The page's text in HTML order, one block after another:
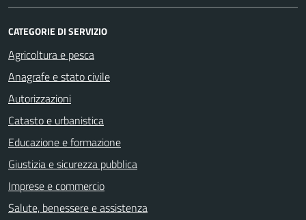
CATEGORIE DI SERVIZIO
Agricoltura e pesca
Anagrafe e stato civile
Autorizzazioni
Catasto e urbanistica
Educazione e formazione
Giustizia e sicurezza pubblica
Imprese e commercio
Salute, benessere e assistenza